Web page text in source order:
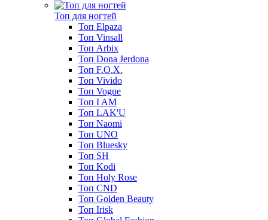
Топ для ногтей
Топ Elpaza
Топ Vinsall
Топ Arbix
Топ Dona Jerdona
Топ F.O.X.
Топ Vivido
Топ Vogue
Топ I AM
Топ LAK'U
Топ Naomi
Топ UNO
Топ Bluesky
Топ SH
Топ Kodi
Топ Holy Rose
Топ CND
Топ Golden Beauty
Топ Irisk